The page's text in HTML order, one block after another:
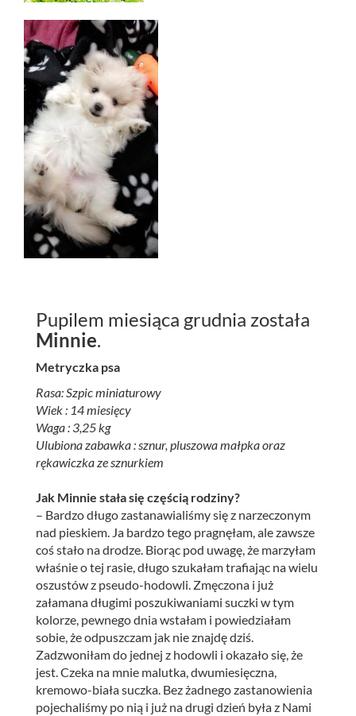
Pupilem miesiąca grudnia została
Minnie.
Metryczka psa
Rasa: Szpic miniaturowy
Wiek : 14 miesięcy
Waga : 3,25 kg
Ulubiona zabawka : sznur, pluszowa małpka oraz
rękawiczka ze sznurkiem
Jak Minnie stała się częścią rodziny?
– Bardzo długo zastanawialiśmy się z narzeczonym
nad pieskiem. Ja bardzo tego pragnęłam, ale zawsze
coś stało na drodze. Biorąc pod uwagę, że marzyłam
właśnie o tej rasie, długo szukałam trafiając na wielu
oszustów z pseudo-hodowli. Zmęczona i już
załamana długimi poszukiwaniami suczki w tym
kolorze, pewnego dnia wstałam i powiedziałam
sobie, że odpuszczam jak nie znajdę dziś.
Zadzwoniłam do jednej z hodowli i okazało się, że
jest. Czeka na mnie malutka, dwumiesięczna,
kremowo-biała suczka. Bez żadnego zastanowienia
pojechaliśmy po nią i już na drugi dzień była z Nami